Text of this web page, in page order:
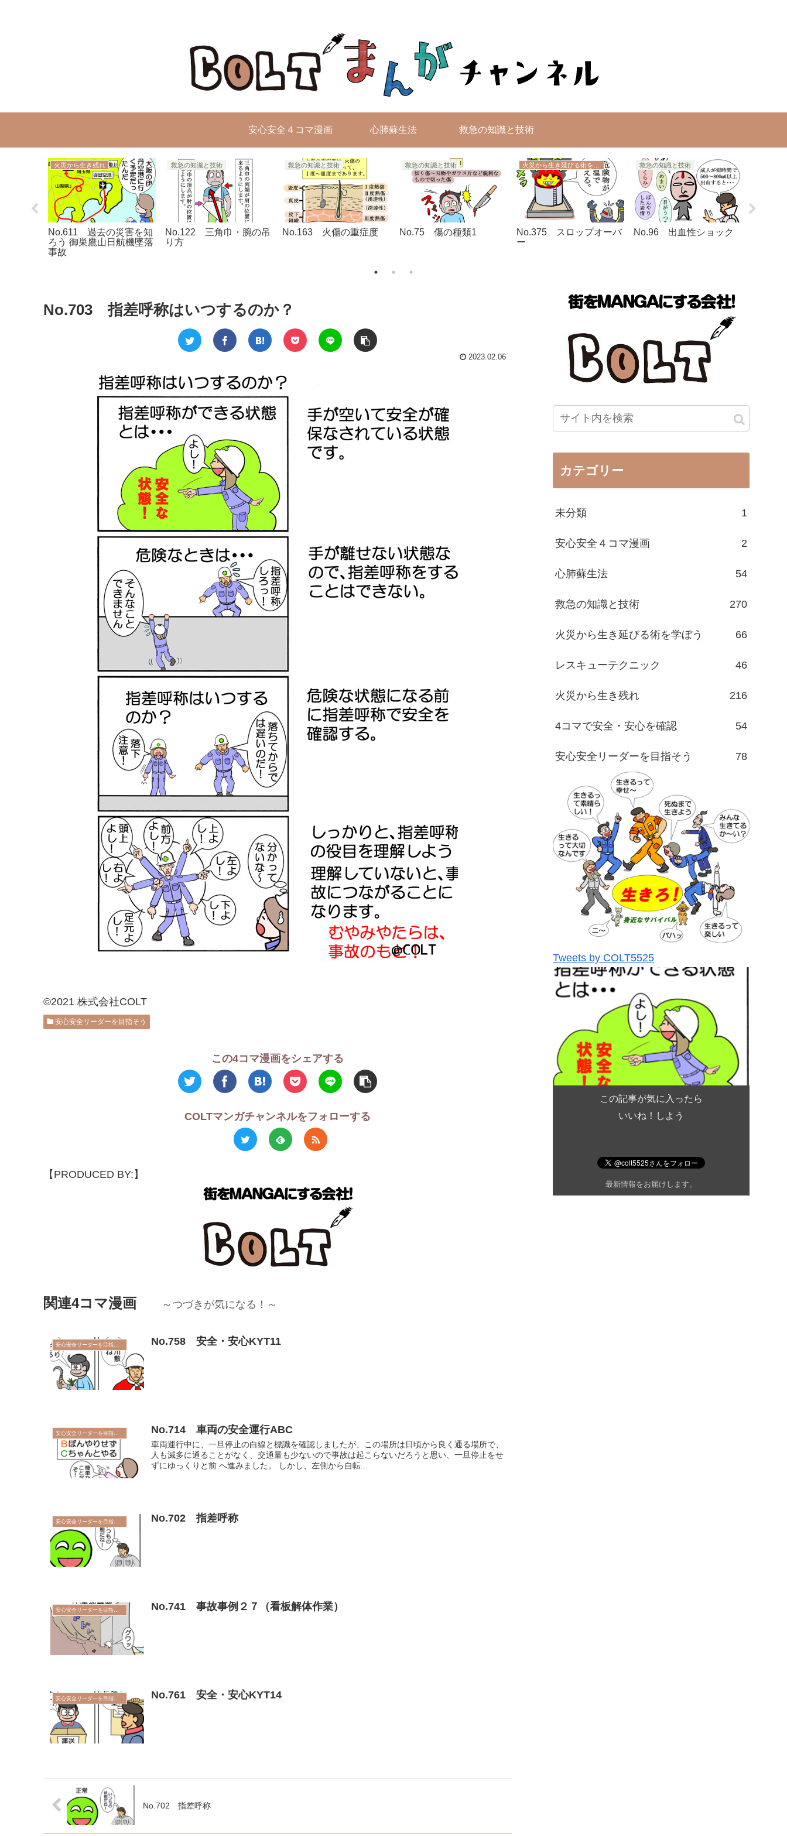
安心安全４コマ漫画 心肺蘇生法 救急の知識と技術
火災から生き残れ
No.611 過去の災害を知
ろう 御巣鷹山日航機墜落
事故
救急の知識と技術
No.122 三角巾・腕の吊
り方
救急の知識と技術
No.163 火傷の重症度
救急の知識と技術
No.75 傷の種類1
No.375 スロップオーバ
ー
救急の知識と技術
No.96 出血性ショック
No.703 指差呼称はいつするのか？
2023.02.06
©2021 株式会社COLT
安心安全リーダーを目指そう
この4コマ漫画をシェアする
COLTマンガチャンネルをフォローする
【PRODUCED BY:】
関連4コマ漫画 ～つづきが気になる！～
安心安全リーダーを目指そう No.758 安全・安心KYT11
安心安全リーダーを目指そう No.714 車両の安全運行ABC
車両運行中に、一旦停止の白線と標識を確認しましたが、この場所は日頃から良く通る場所で、
人も滅多に通ることがなく、交通量も少ないので事故は起こらないだろうと思い、一旦停止をせ
ずにゆっくりと前 へ進みました。 しかし、左側から自転...
安心安全リーダーを目指そう No.702 指差呼称
安心安全リーダーを目指そう No.741 事故事例２７（看板解体作業）
安心安全リーダーを目指そう No.761 安全・安心KYT14
No.702 指差呼称
カテゴリー
未分類 1
安心安全４コマ漫画 2
心肺蘇生法 54
救急の知識と技術 270
火災から生き延びる術を学ぼう 66
レスキューテクニック 46
火災から生き残れ 216
4コマで安全・安心を確認 54
安心安全リーダーを目指そう 78
Tweets by COLT5525
この記事が気に入ったら
いいね！しよう
最新情報をお届けします。